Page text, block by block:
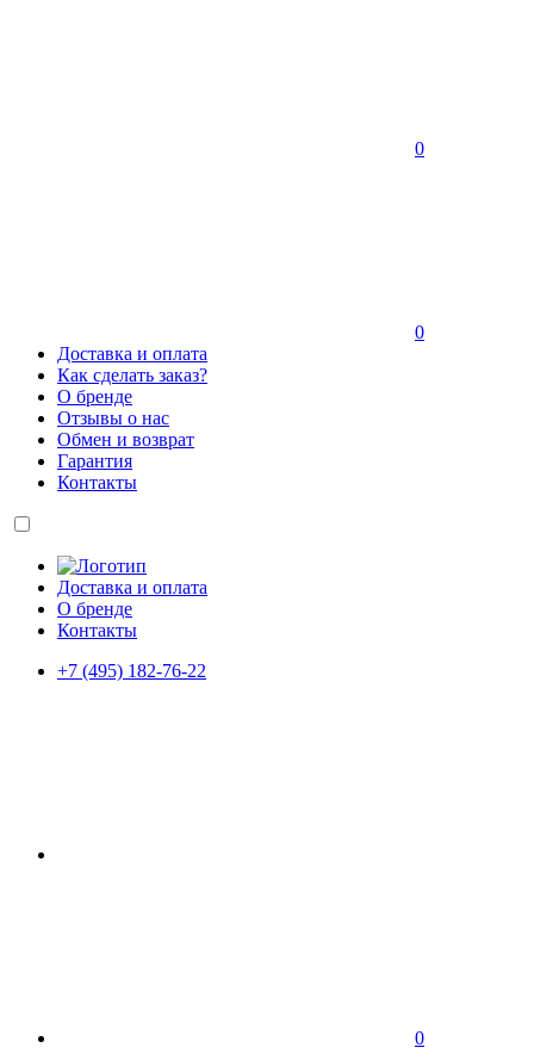
0
0
Доставка и оплата
Как сделать заказ?
О бренде
Отзывы о нас
Обмен и возврат
Гарантия
Контакты
Доставка и оплата
О бренде
Контакты
+7 (495) 182-76-22
0